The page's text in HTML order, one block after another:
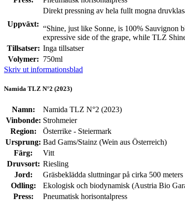
Uppväxt:
Direkt pressning av hela fullt mogna
“Shine, just like Sonne, is 100% Sauvignon
expressive side of the grape, while TLZ
Tillsatser: Inga tillsatser
Volymer: 750ml
Skriv ut informationsblad
Namida TLZ N°2 (2023)
Namn:
Namida TLZ N°2 (2023)
Vinbonde: Strohmeier
Region:
Österrike - Steiermark
Ursprung: Bad Gams/Stainz (Wein aus Österreich)
Färg:
Vitt
Druvsort: Riesling
Jord:
Gräsbeklädda sluttningar på cirka 500
Odling:
Ekologisk och biodynamisk (Austria Bio
Press:
Pneumatisk horisontalpress